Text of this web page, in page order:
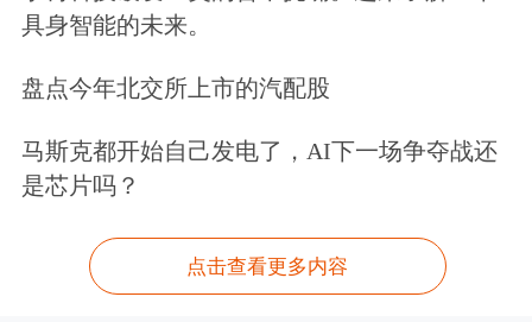
具身智能的未来。
盘点今年北交所上市的汽配股
马斯克都开始自己发电了，AI下一场争夺战还
是芯片吗？
点击查看更多内容